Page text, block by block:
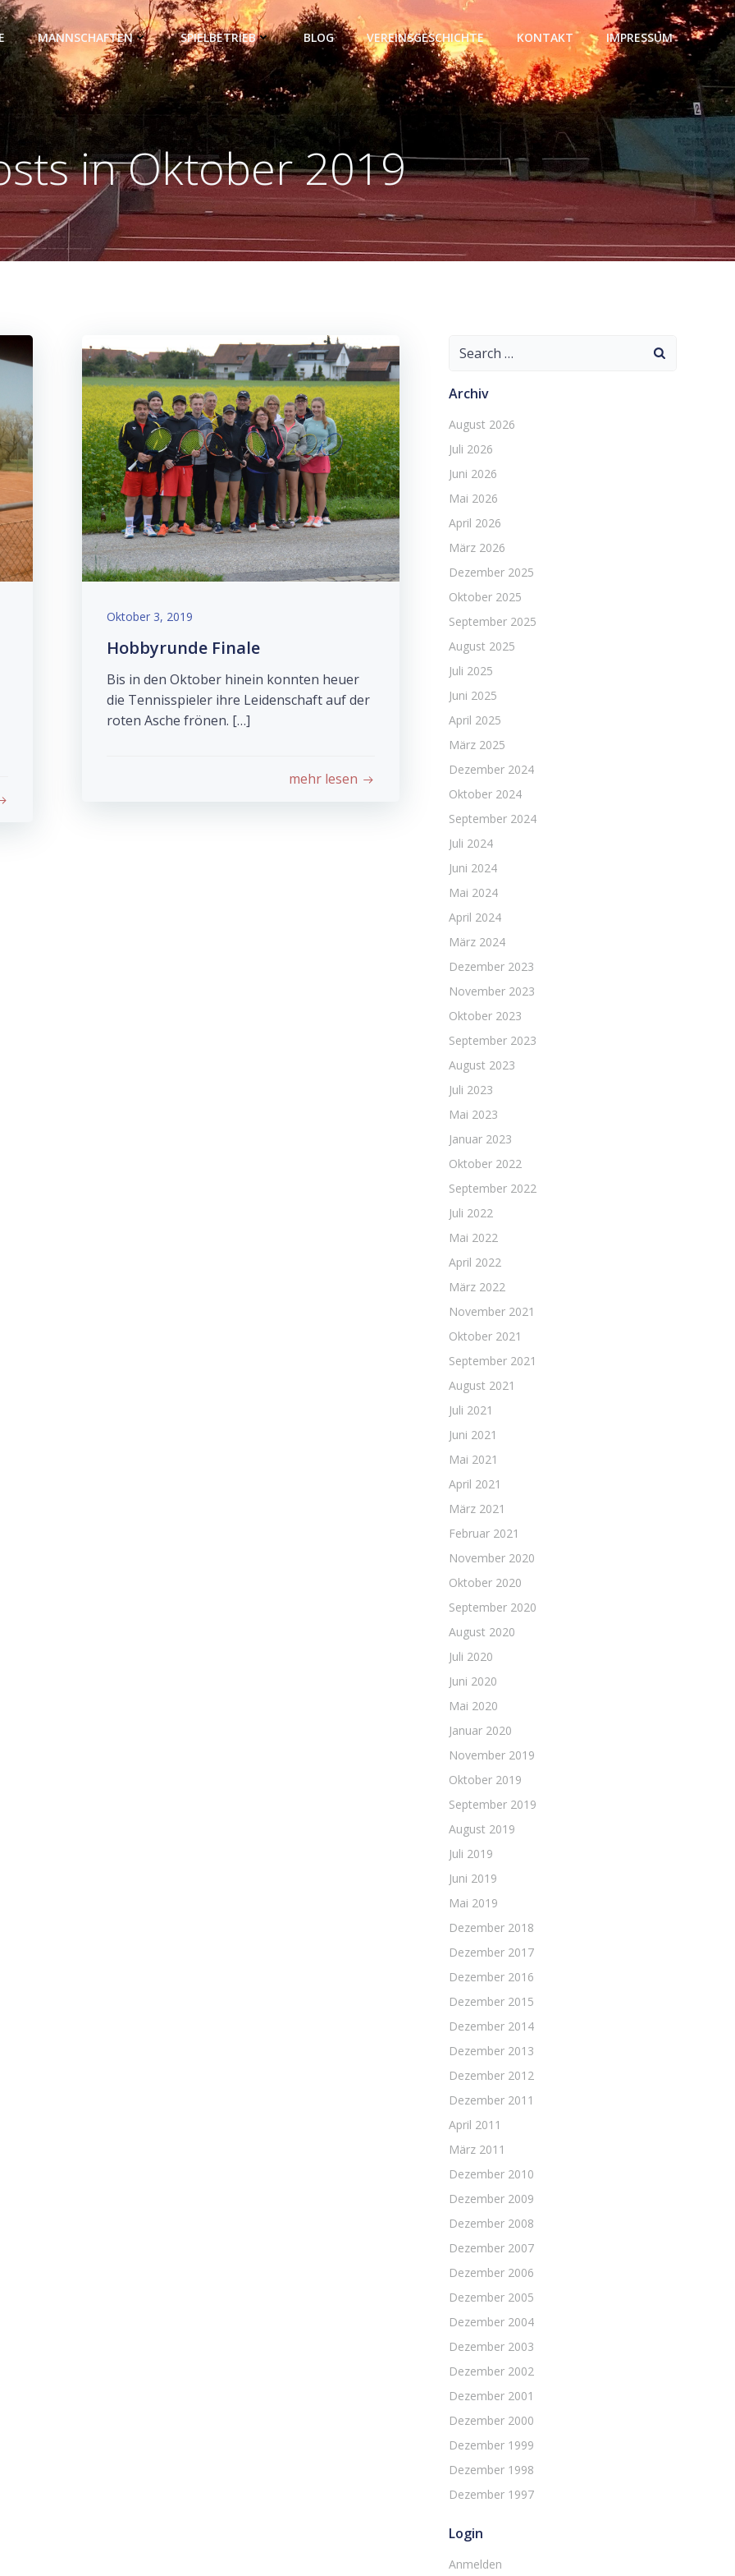
MANNSCHAFTEN SPIELBETRIEB BLOG VEREINSGESCHICHTE KONTAKT IMPRESSUM
in Oktober 2019
Oktober 3, 2019
Hobbyrunde Finale
Bis in den Oktober hinein konnten heuer
die Tennisspieler ihre Leidenschaft auf der
roten Asche frönen. […]
mehr lesen
Search
Archiv
August 2026
Juli 2026
Juni 2026
Mai 2026
April 2026
März 2026
Dezember 2025
Oktober 2025
September 2025
August 2025
Juli 2025
Juni 2025
April 2025
März 2025
Dezember 2024
Oktober 2024
September 2024
Juli 2024
Juni 2024
Mai 2024
April 2024
März 2024
Dezember 2023
November 2023
Oktober 2023
September 2023
August 2023
Juli 2023
Mai 2023
Januar 2023
Oktober 2022
September 2022
Juli 2022
Mai 2022
April 2022
März 2022
November 2021
Oktober 2021
September 2021
August 2021
Juli 2021
Juni 2021
Mai 2021
April 2021
März 2021
Februar 2021
November 2020
Oktober 2020
September 2020
August 2020
Juli 2020
Juni 2020
Mai 2020
Januar 2020
November 2019
Oktober 2019
September 2019
August 2019
Juli 2019
Juni 2019
Mai 2019
Dezember 2018
Dezember 2017
Dezember 2016
Dezember 2015
Dezember 2014
Dezember 2013
Dezember 2012
Dezember 2011
April 2011
März 2011
Dezember 2010
Dezember 2009
Dezember 2008
Dezember 2007
Dezember 2006
Dezember 2005
Dezember 2004
Dezember 2003
Dezember 2002
Dezember 2001
Dezember 2000
Dezember 1999
Dezember 1998
Dezember 1997
Login
Anmelden